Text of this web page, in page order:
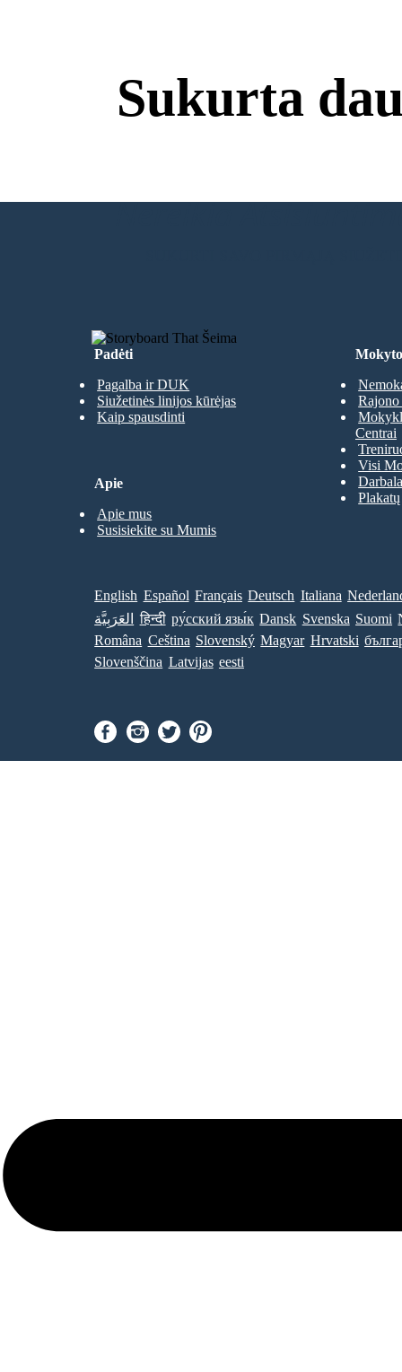
Sukurta
Nereikia
Padėti
Pagalba ir DUK
Siužetinės linijos kūrėjas
Kaip spausdinti
Rajono
Centrai
Visi
Apie
Apie mus
Susisiekite su Mumis
English Español Français Deutsch Italiana
العَرَبِيَّة
हिन्दी ру́сский язы́к Dansk Svenska Suomi
Româna Ceština Slovenský Magyar Hrvatski
Slovenščina Latvijas eesti